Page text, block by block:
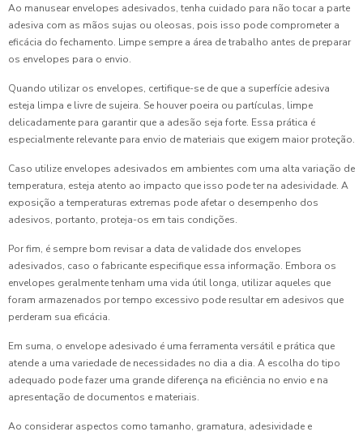
Ao manusear envelopes adesivados, tenha cuidado para não tocar a parte
adesiva com as mãos sujas ou oleosas, pois isso pode comprometer a
eficácia do fechamento. Limpe sempre a área de trabalho antes de preparar
os envelopes para o envio.
Quando utilizar os envelopes, certifique-se de que a superfície adesiva
esteja limpa e livre de sujeira. Se houver poeira ou partículas, limpe
delicadamente para garantir que a adesão seja forte. Essa prática é
especialmente relevante para envio de materiais que exigem maior proteção.
Caso utilize envelopes adesivados em ambientes com uma alta variação de
temperatura, esteja atento ao impacto que isso pode ter na adesividade. A
exposição a temperaturas extremas pode afetar o desempenho dos
adesivos, portanto, proteja-os em tais condições.
Por fim, é sempre bom revisar a data de validade dos envelopes
adesivados, caso o fabricante especifique essa informação. Embora os
envelopes geralmente tenham uma vida útil longa, utilizar aqueles que
foram armazenados por tempo excessivo pode resultar em adesivos que
perderam sua eficácia.
Em suma, o envelope adesivado é uma ferramenta versátil e prática que
atende a uma variedade de necessidades no dia a dia. A escolha do tipo
adequado pode fazer uma grande diferença na eficiência no envio e na
apresentação de documentos e materiais.
Ao considerar aspectos como tamanho, gramatura, adesividade e